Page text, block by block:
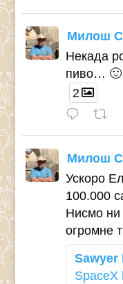
Милош
Некада
пиво… 🙂
2
Милош
Ускоро
100.000
Нисмо ни
огромне
Sawyer
SpaceX